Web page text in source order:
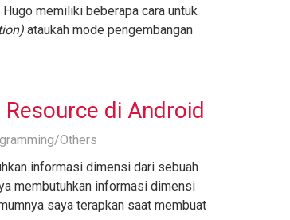
Hugo memiliki beberapa cara untuk
ataukah mode pengembangan
di Android
Others
informasi dimensi dari sebuah
membutuhkan informasi dimensi
saya terapkan saat membuat